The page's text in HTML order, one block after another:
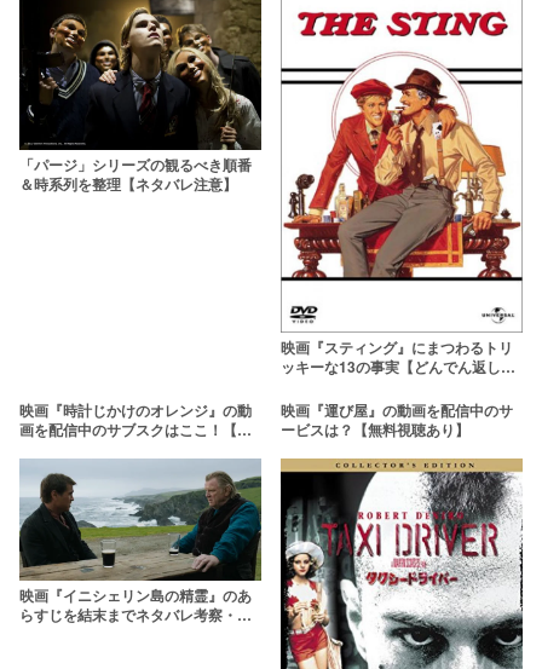
「パージ」シリーズの観るべき順番
＆時系列を整理【ネタバレ注意】
映画『スティング』にまつわるトリ
ッキーな13の事実【どんでん返しの
映画『時計じかけのオレンジ』の動
画を配信中のサブスクはここ！【無
映画『運び屋』の動画を配信中のサ
ービスは？【無料視聴あり】
映画『イニシェリン島の精霊』のあ
らすじを結末までネタバレ考察・解